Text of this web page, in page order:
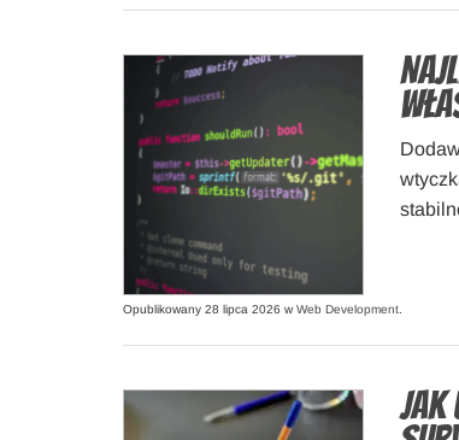
Opublikowany 28 lipca 2026 w Web Development
Jak